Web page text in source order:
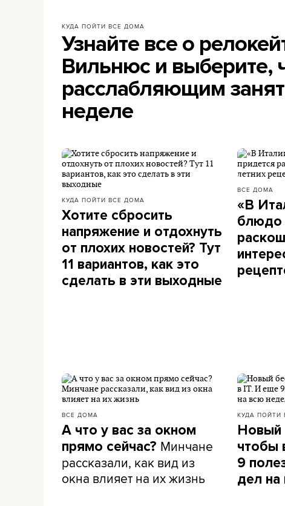
КУДА ПОЙТИ ВСЕ ДОМА
Узнайте все о
Вильнюс и выберите,
расслабляющим
неделе
КУДА ПОЙТИ ВСЕ ДОМА
Хотите сбросить
напряжение и отдохнуть
от плохих новостей? Тут
11 вариантов, как это
сделать в эти выходные
ВСЕ ДОМА
«В
блюдо
ВСЕ ДОМА
А что у вас за окном
прямо сейчас? Минчане
рассказали, как вид из
окна влияет на их жизнь
КУДА ПОЙТИ
Новый
чтобы
9
дел